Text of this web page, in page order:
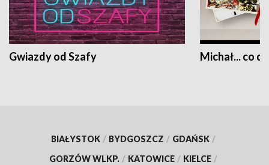
Gwiazdy od Szafy Michał... co
BIAŁYSTOK / BYDGOSZCZ / GDAŃSK /
GORZÓW WLKP. / KATOWICE / KIELCE /